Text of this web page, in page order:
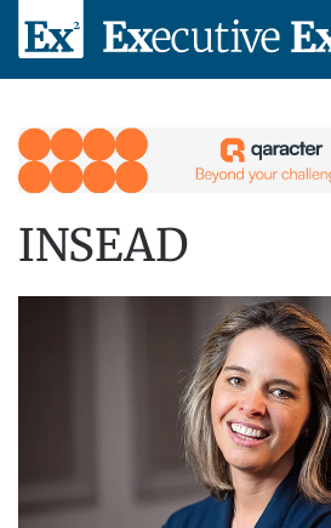
Skip to main content
INSEAD